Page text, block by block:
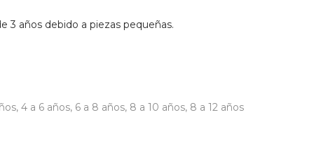
3 años debido a piezas pequeñas.
, 4 a 6 años, 6 a 8 años, 8 a 10 años, 8 a 12 años